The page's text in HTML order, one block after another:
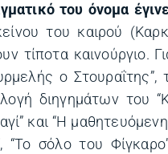
του όνομα
του καιρού
τίποτα καινούργιο.
ο Στουραΐτης”,
διηγημάτων του
και “Η
“Το σόλο του